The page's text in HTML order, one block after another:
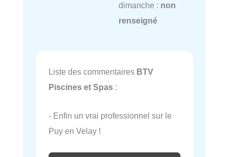
dimanche : non
renseigné
Liste des commentaires BTV
Piscines et Spas :
- Enfin un vrai professionnel sur le
Puy en Velay !